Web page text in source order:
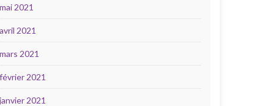
mai 2021
avril 2021
mars 2021
février 2021
janvier 2021